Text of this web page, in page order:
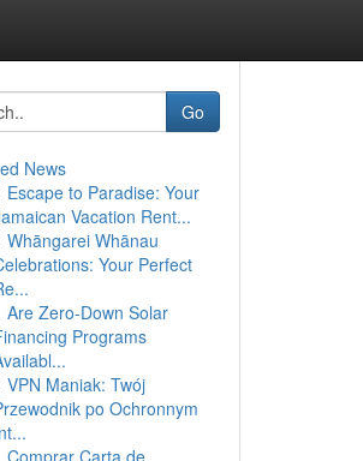
Go
News
Escape to Paradise: Your
Vacation Rent...
Whāngarei Whānau
Your Perfect
Are Zero-Down Solar
Programs
VPN Maniak: Twój
po Ochronnym
Comprar Carta de